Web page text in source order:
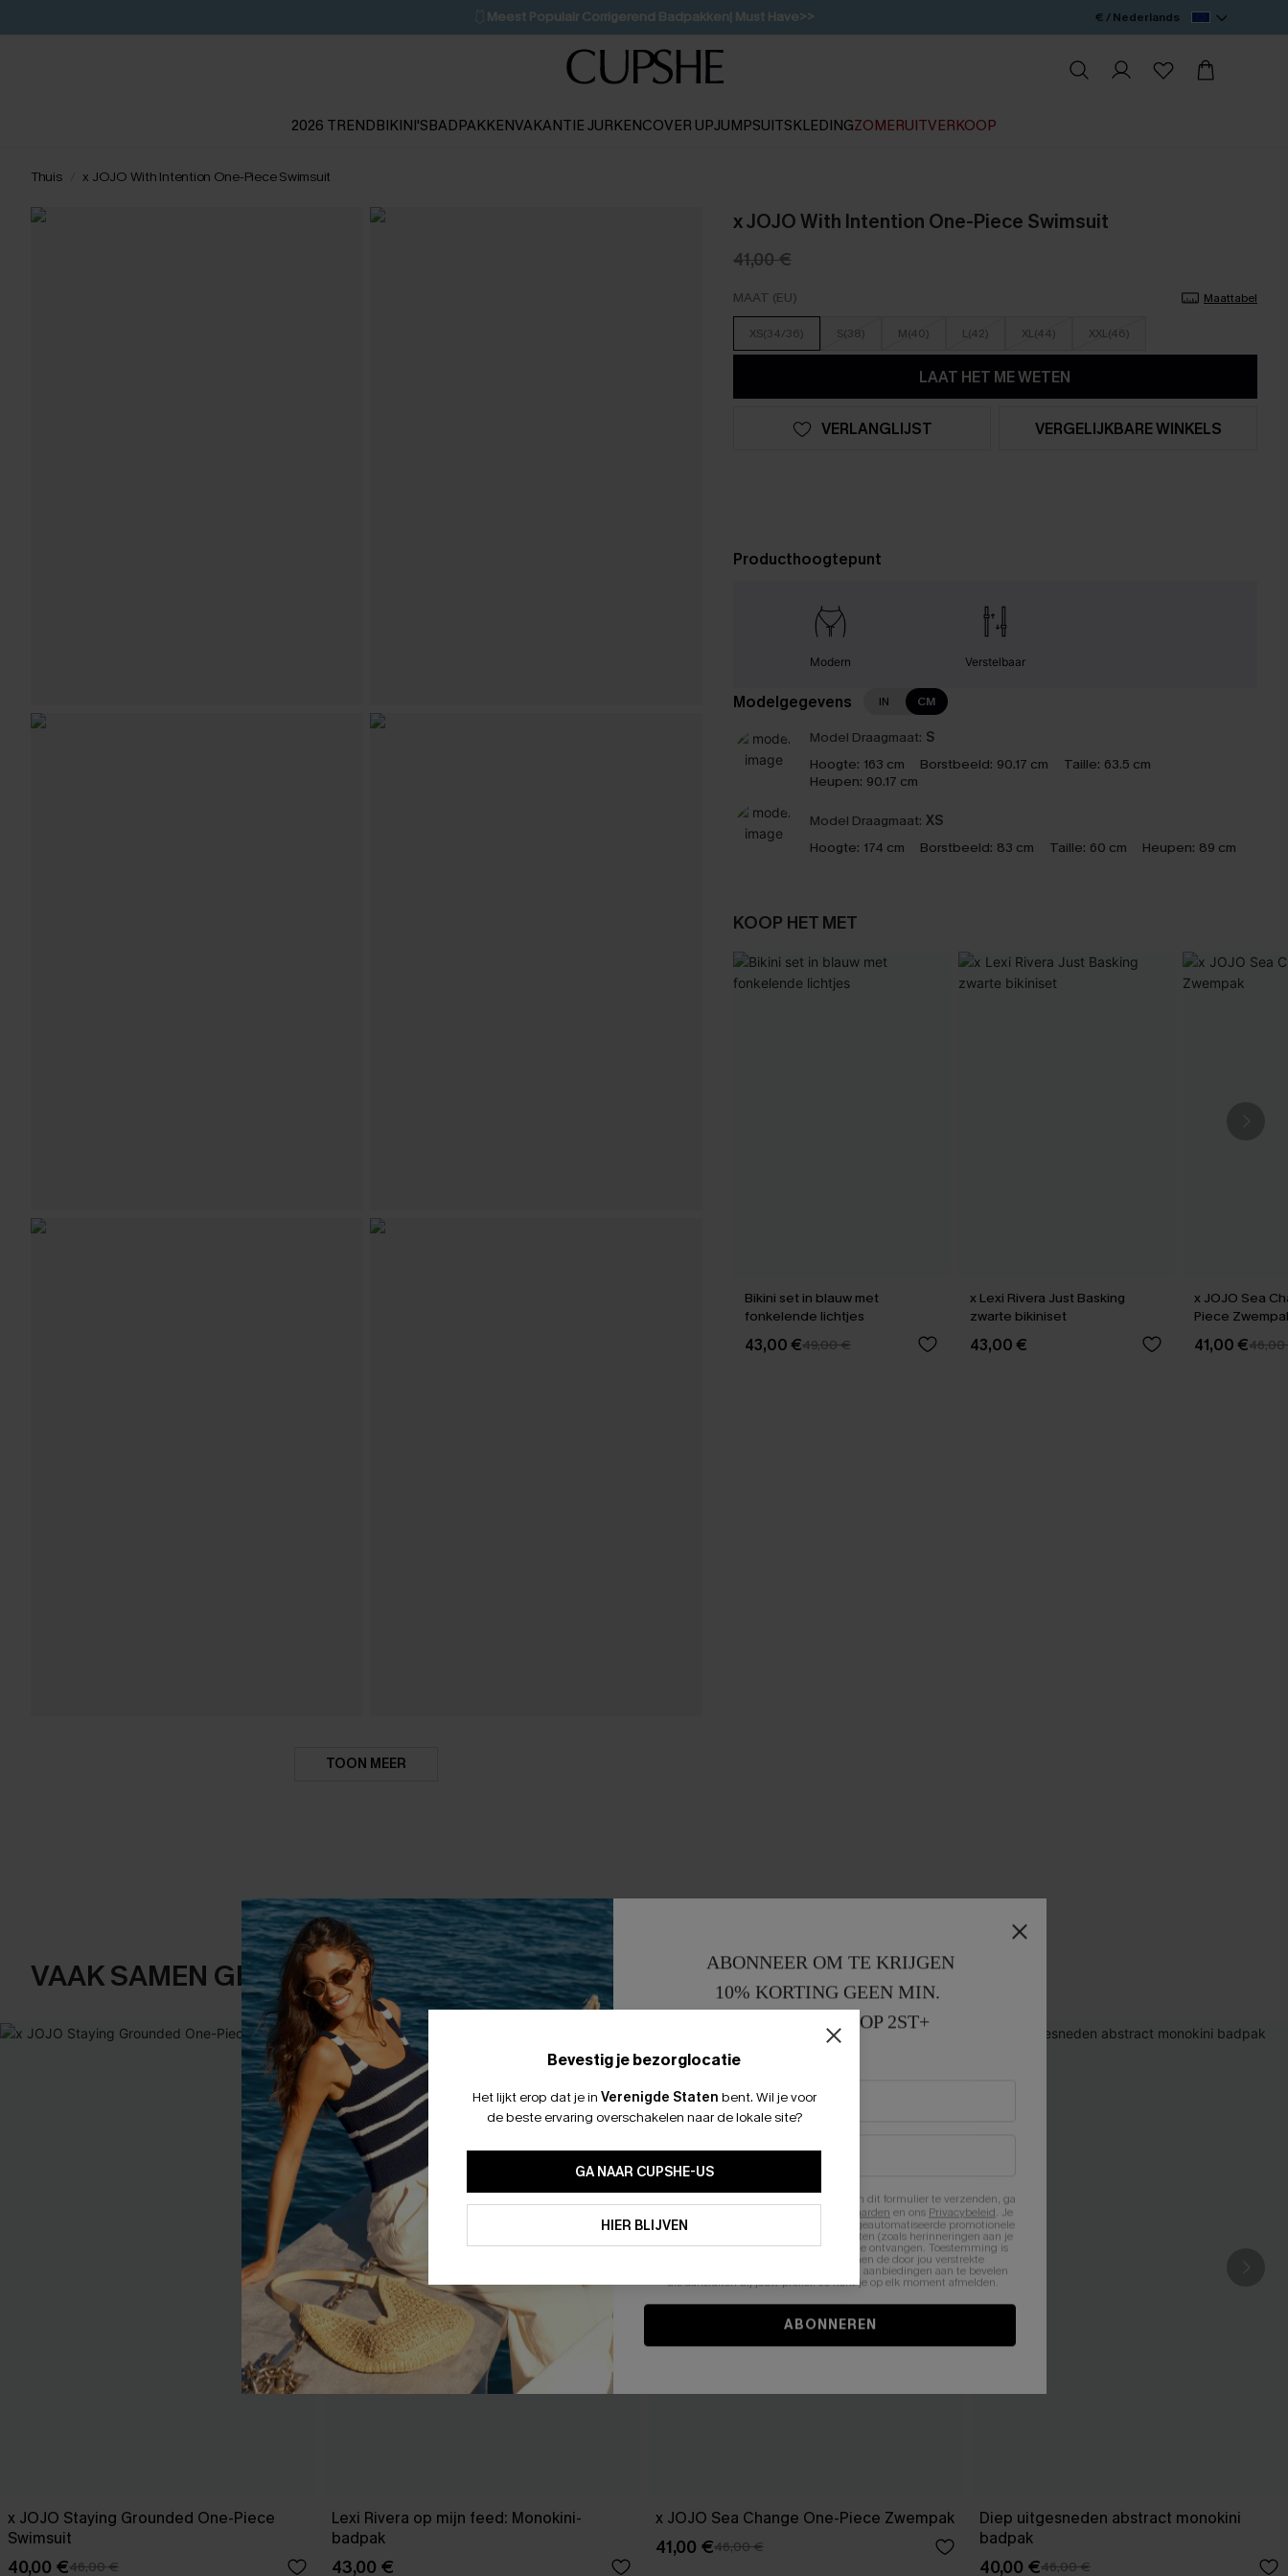
🩱 Meest Populair Corrigerend Badpakken| Must Have>>
💌Abonneer je & ontvang tot 15% korting>>
Koop 3, krijg 15% korting | CODE: SW15
€ / Nederlands
2026 TRENDBIKINI'SBADPAKKENVAKANTIE JURKENCOVER UPJUMPSUITSKLEDINGZOMERUITVERKOOP
Thuis x JOJO With Intention One-Piece Swimsuit
TOON MEER
x JOJO With Intention One-Piece Swimsuit
41,00 €
MAAT (EU) Maattabel
XS(34/36) S(38) M(40) L(42) XL(44) XXL(46)
LAAT HET ME WETEN
VERLANGLIJST VERGELIJKBARE WINKELS
Producthoogtepunt
Modern Verstelbaar
Modelgegevens IN CM
Model Draagmaat: S
Hoogte: 163 cm Borstbeeld: 90.17 cm Taille: 63.5 cm
Heupen: 90.17 cm
Model Draagmaat: XS
Hoogte: 174 cm Borstbeeld: 83 cm Taille: 60 cm Heupen: 89 cm
KOOP HET MET
Bikini set in blauw met
fonkelende lichtjes
43,00 €49,00 €
x Lexi Rivera Just Basking
zwarte bikiniset
43,00 €
x JOJO Sea
Piece
41,00 €
VAAK SAMEN GEKOCHT
x JOJO Staying Grounded One-Piece
Swimsuit
40,00 €46,00 €
Lexi Rivera op mijn feed: Monokini-
badpak
43,00 €
x JOJO Sea Change One-Piece Zwempak
41,00 €46,00 €
Diep uitgesneden abstract monokini
badpak
40,00 €46,00 €
Bevestig je bezorglocatie
Het lijkt erop dat je in Verenigde Staten bent. Wil je voor
de beste ervaring overschakelen naar de lokale site?
GA NAAR CUPSHE-US
HIER BLIJVEN
ABONNEER OM TE KRIJGEN
10% KORTING GEEN MIN.
15% KORTING OP 2ST+
Door je contactgegevens in te vullen en dit formulier te verzenden, ga
Algemene Voorwaarden en ons Privacybeleid. Je
stemt er tevens mee in om herhaalde geautomatiseerde promotionele
en gepersonaliseerde marketingberichten (zoals herinneringen aan je
winkelwagen) en e-mails van Cupshe te ontvangen. Toestemming is
niet vereist voor een aankoop. We kunnen de door jou verstrekte
informatie gebruiken om producten en aanbiedingen aan te bevelen
die aansluiten bij jouw profiel. Je kunt je op elk moment afmelden.
ABONNEREN